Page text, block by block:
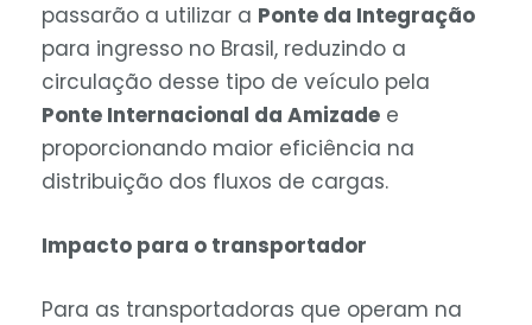
passarão a utilizar a Ponte da Integração
para ingresso no Brasil, reduzindo a
circulação desse tipo de veículo pela
Ponte Internacional da Amizade e
proporcionando maior eficiência na
distribuição dos fluxos de cargas.
Impacto para o transportador
Para as transportadoras que operam na